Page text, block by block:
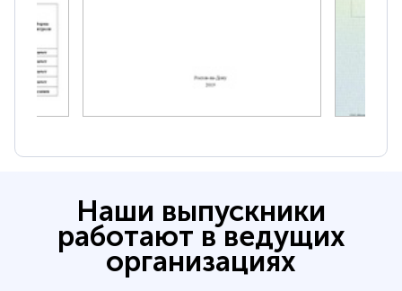
Наши выпускники
работают в ведущих
организациях